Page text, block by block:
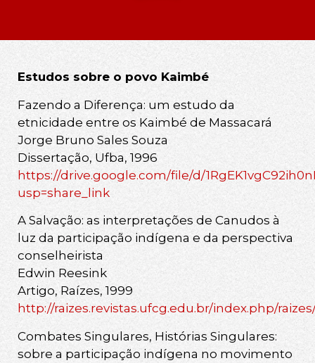
Estudos sobre o povo Kaimbé
Fazendo a Diferença: um estudo da
etnicidade entre os Kaimbé de Massacará
Jorge Bruno Sales Souza
Dissertação, Ufba, 1996
https://drive.google.com/file/d/
usp=share_link
A Salvação: as interpretações de Canudos à
luz da participação indígena e da perspectiva
conselheirista
Edwin Reesink
Artigo, Raízes, 1999
http://raizes.revistas.ufcg.edu.br/index.php/
Combates Singulares, Histórias Singulares:
sobre a participação indígena no movimento